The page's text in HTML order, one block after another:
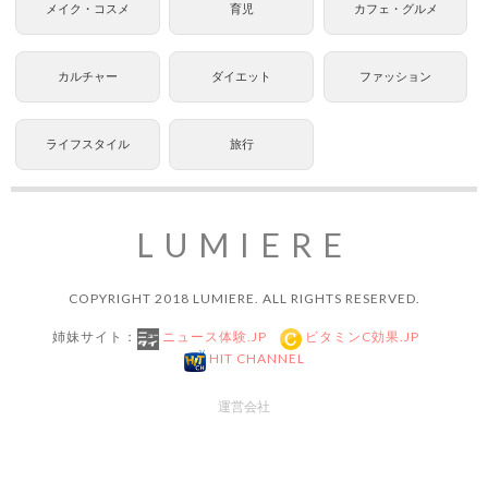
メイク・コスメ 育児 カフェ・グルメ
カルチャー ダイエット ファッション
ライフスタイル 旅行
LUMIERE
COPYRIGHT 2018 LUMIERE. ALL RIGHTS RESERVED.
姉妹サイト： ニュース体験.JP
ビタミンC効果.JP
HIT CHANNEL
運営会社